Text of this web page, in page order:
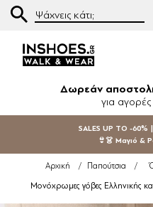
Δωρεάν
για
SALES UP TO -
👙👗 Μαγιό &
Αρχική / Παπούτσια /
Μονόχρωμες γόβες Ελληνικής